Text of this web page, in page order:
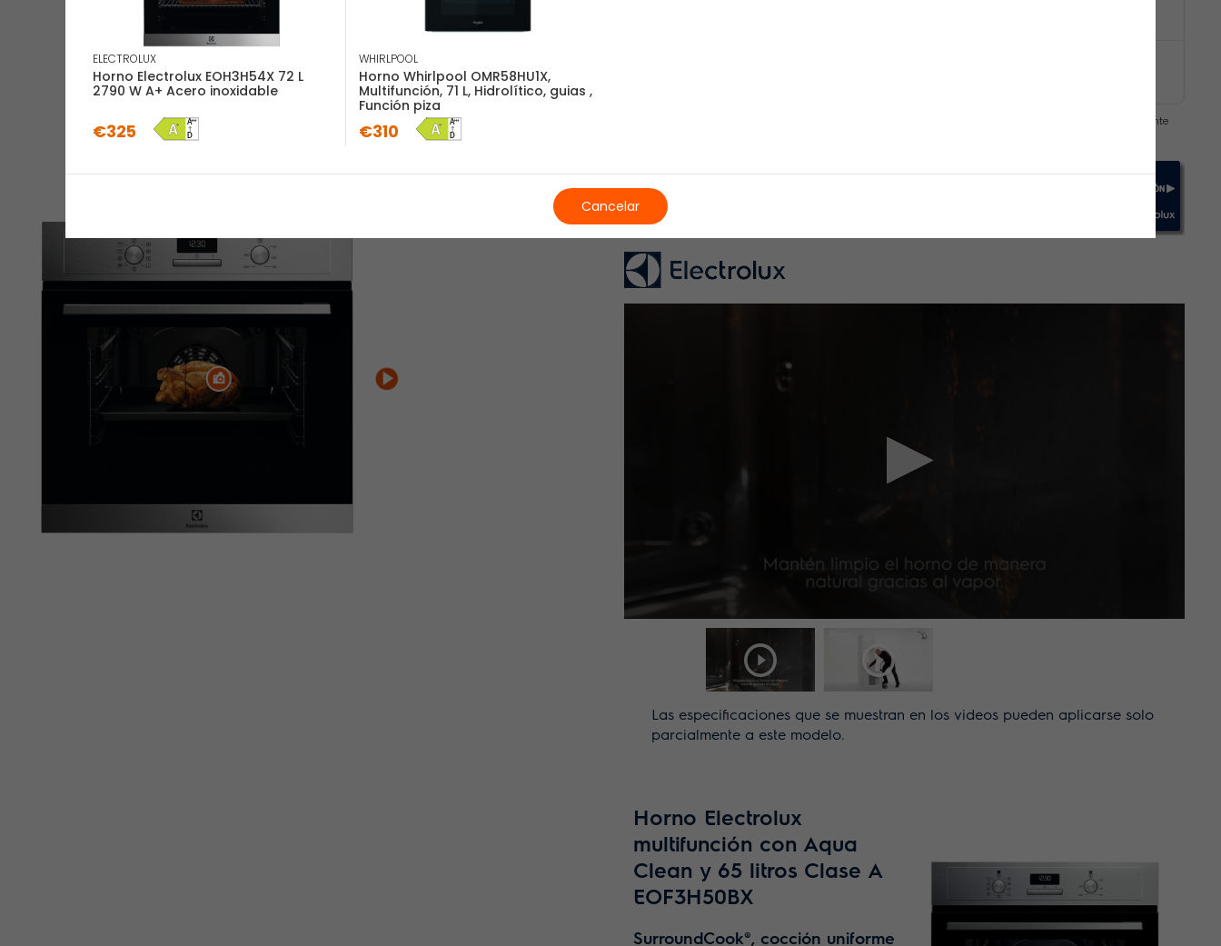
Este servicio está sujeto a que el aparato se encuentre desconectado de la toma de agua y/o de la corriente
Las especificaciones que se muestran en los videos pueden aplicarse solo
parcialmente a este modelo.
Horno Electrolux
multifunción con Aqua
Clean y 65 litros Clase A
EOF3H50BX
SurroundCook®, cocción uniforme
ELECTROLUX
Horno Electrolux EOH3H54X 72 L
2790 W A+ Acero inoxidable
€325
WHIRLPOOL
Horno Whirlpool OMR58HU1X,
Multifunción, 71 L, Hidrolítico, guias ,
Función piza
€310
Cancelar